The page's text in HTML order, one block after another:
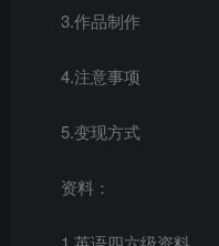
3.作品制作
4.注意事项
5.变现方式
资料：